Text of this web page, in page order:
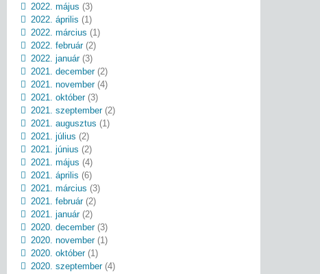
2022. május (3)
2022. április (1)
2022. március (1)
2022. február(2)
2022. január(3)
2021. december(2)
2021. november(4)
2021. október(3)
2021. szeptember(2)
2021. augusztus (1)
2021. július (2)
2021. június (2)
2021. május (4)
2021. április (6)
2021. március (3)
2021. február(2)
2021. január(2)
2020. december(3)
2020. november(1)
2020. október(1)
2020. szeptember(4)